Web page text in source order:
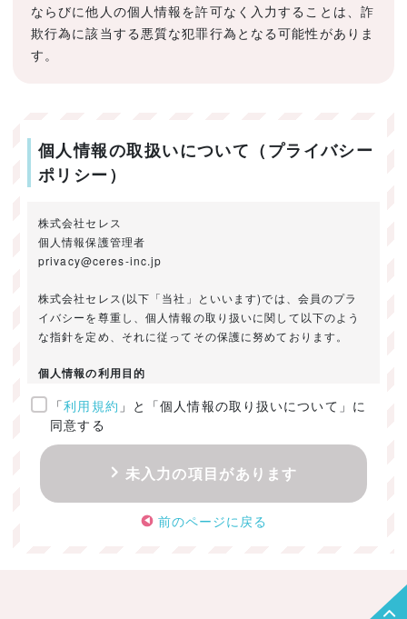
ならびに他人の個人情報を許可なく入力することは、詐
欺行為に該当する悪質な犯罪行為となる可能性がありま
す。
個人情報の取扱いについて（プライバシー
ポリシー）
株式会社セレス
個人情報保護管理者
privacy@ceres-inc.jp
株式会社セレス(以下「当社」といいます)では、会員のプラ
イバシーを尊重し、個人情報の取り扱いに関して以下のよう
な指針を定め、それに従ってその保護に努めております。
個人情報の利用目的
ご提供いただきました個人情報は、以下のためにのみ利用い
たします。
・お問い合わせに対する回答及び資料送付のご連絡
・当社のお客様向けサービスの提供
・本人確認
・サービスの開発・改善のための分析
「利用規約 」と「個人情報の取り扱いについて」に
同意する
未入力の項目があります
前のページに戻る